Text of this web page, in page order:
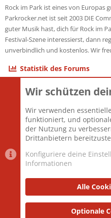
Rock im Park ist eines von Europas
Parkrocker.net ist seit 2003 DIE
guter Musik hast, dich für Rock im
Festival-Szene interessierst, dann
unverbindlich und kostenlos. Wir
Statistik des Forums
Themen
Mitglieder
Neuestes Mitglied
Community platform by XenForo®
Wir schützen
Wir verwenden
funktioniert, und
der Nutzung zu
Drittanbietern
Konfiguriere deine
Informationen
Alle
Optionale